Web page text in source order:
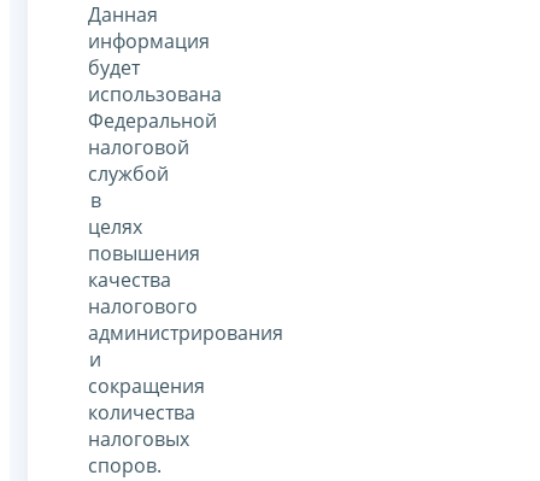
Данная
информация
будет
использована
Федеральной
налоговой
службой
в
целях
повышения
качества
налогового
администрирования
и
сокращения
количества
налоговых
споров.